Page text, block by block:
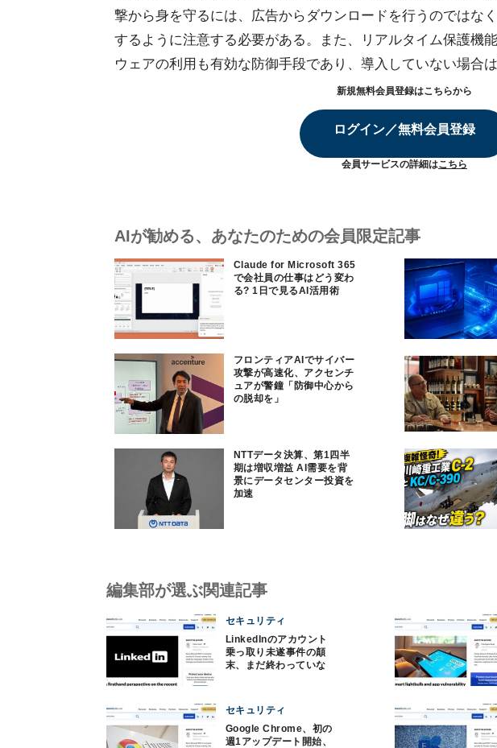
撃から身を守るには、広告からダウンロードを行うのではな
するように注意する必要がある。また、リアルタイム保護機
ウェアの利用も有効な防御手段であり、導入していない場合
新規無料会員登録はこちらから
ログイン／無料会員登録
会員サービスの詳細はこちら
AIが勧める、あなたのための会員限定記事
Claude for Microsoft 365
で会社員の仕事はどう変わ
る? 1日で見るAI活用術
フロンティアAIでサイバー
攻撃が高速化、アクセンチ
ュアが警鐘「防御中心から
の脱却を」
NTTデータ決算、第1四半
期は増収増益 AI需要を背
景にデータセンター投資を
加速
編集部が選ぶ関連記事
セキュリティ
LinkedInのアカウント
乗っ取り未遂事件の顛
末、まだ終わっていな
セキュリティ
Google Chrome、初の
週1アップデート開始、